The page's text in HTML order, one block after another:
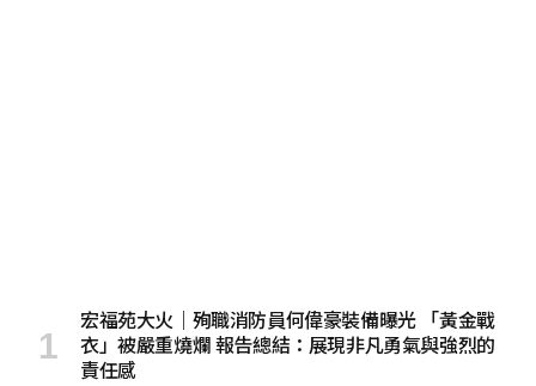
宏福苑大火｜殉職消防員何偉豪裝備曝光 「黃金戰
衣」被嚴重燒爛 報告總結：展現非凡勇氣與強烈的
責任感